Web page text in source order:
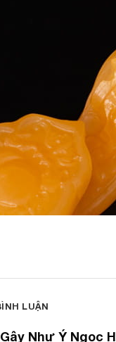
LUẬN
Gậy Như Ý Ngọc